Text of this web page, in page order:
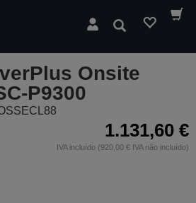
Pesquisar
Onsite
P9300
1.131,60 €
IVA incluído (920,00 € IVA não incluído)